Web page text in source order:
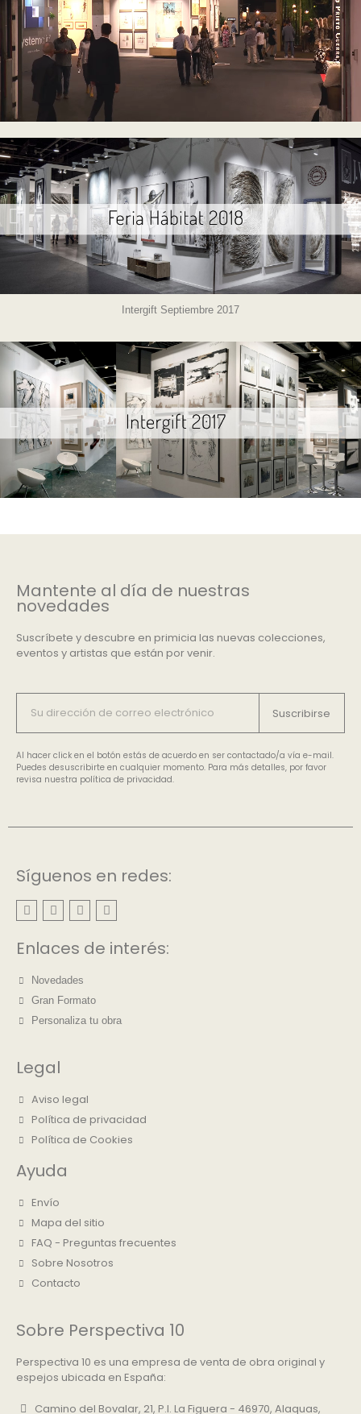
Intergift Septiembre 2017
Mantente al día de nuestras
novedades
Suscríbete y descubre en primicia las nuevas colecciones,
eventos y artistas que están por venir.
Suscribirse
Al hacer click en el botón estás de acuerdo en ser contactado/a vía e-mail.
Puedes desuscribirte en cualquier momento. Para más detalles, por favor
revisa nuestra política de privacidad.
Síguenos en redes:
Enlaces de interés:
Novedades
Gran Formato
Personaliza tu obra
Legal
Aviso legal
Política de privacidad
Política de Cookies
Ayuda
Envío
Mapa del sitio
FAQ - Preguntas frecuentes
Sobre Nosotros
Contacto
Sobre Perspectiva 10
Perspectiva 10 es una empresa de venta de obra original y
espejos ubicada en España:
Camino del Bovalar, 21, P.I. La Figuera - 46970, Alaquas,